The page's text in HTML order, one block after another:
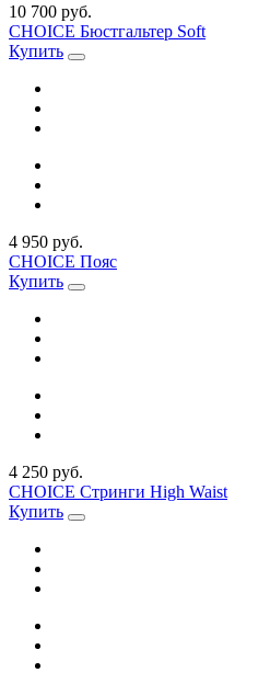
10 700 руб.
CHOICE Бюстгальтер Soft
Купить
4 950 руб.
CHOICE Пояс
Купить
4 250 руб.
CHOICE Стринги High Waist
Купить